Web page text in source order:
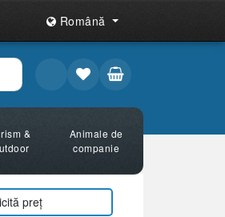
Română
&
Animale de
companie
preț